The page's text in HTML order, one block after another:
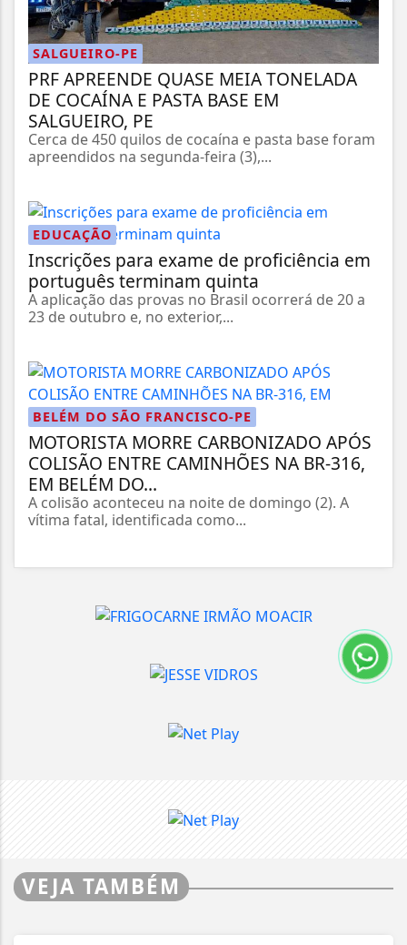
SALGUEIRO-PE
PRF APREENDE QUASE MEIA TONELADA
DE COCAÍNA E PASTA BASE EM
SALGUEIRO, PE
Cerca de 450 quilos de cocaína e pasta base foram
apreendidos na segunda-feira (3),...
EDUCAÇÃO
Inscrições para exame de proficiência em
português terminam quinta
A aplicação das provas no Brasil ocorrerá de 20 a
23 de outubro e, no exterior,...
BELÉM DO SÃO FRANCISCO-PE
MOTORISTA MORRE CARBONIZADO APÓS
COLISÃO ENTRE CAMINHÕES NA BR-316,
EM BELÉM DO...
A colisão aconteceu na noite de domingo (2). A
vítima fatal, identificada como...
VEJA TAMBÉM